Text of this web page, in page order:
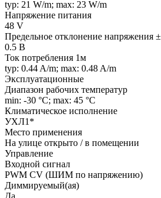
typ: 21 W/m; max: 23 W/m
Напряжение питания
48 V
Предельное отклонение напряжения ±
0.5 В
Ток потребления 1м
typ: 0.44 A/m; max: 0.48 A/m
Эксплуатационные
Диапазон рабочих температур
min: -30 °C; max: 45 °C
Климатическое исполнение
УХЛ1*
Место применения
На улице открыто / в помещении
Управление
Входной сигнал
PWM СV (ШИМ по напряжению)
Диммируемый(ая)
Да